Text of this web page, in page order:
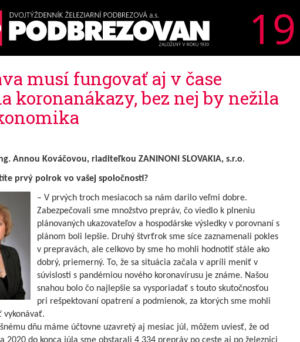
19
musí fungovať aj v čase
koronanákazy, bez nej by nežila
Annou Kováčovou, riaditeľkou ZANINONI SLOVAKIA, s.r.o.
prvý polrok vo vašej spoločnosti?
– V prvých troch mesiacoch sa nám darilo veľmi dobre.
Zabezpečovali sme množstvo prepráv, čo viedlo k plneniu
plánovaných ukazovateľov a hospodárske výsledky v porovnaní s
plánom boli lepšie. Druhý štvrťrok sme síce zaznamenali pokles
v prepravách, ale celkovo by sme ho mohli hodnotiť stále ako
dobrý, priemerný. To, že sa situácia začala v apríli meniť v
súvislosti s pandémiou nového koronavírusu je známe. Našou
snahou bolo čo najlepšie sa vysporiadať s touto skutočnosťou
pri rešpektovaní opatrení a podmienok, za ktorých sme mohli
vykonávať.
dňu máme účtovne uzavretý aj mesiac júl, môžem uviesť, že od